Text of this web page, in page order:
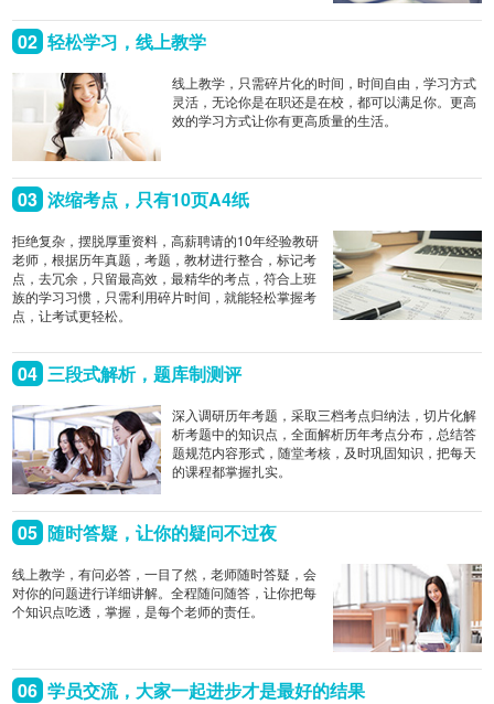
02 轻松学习，线上教学
线上教学，只需碎片化的时间，时间自由，学习方式
灵活，无论你是在职还是在校，都可以满足你。更高
效的学习方式让你有更高质量的生活。
03 浓缩考点，只有10页A4纸
拒绝复杂，摆脱厚重资料，高薪聘请的10年经验教研
老师，根据历年真题，考题，教材进行整合，标记考
点，去冗余，只留最高效，最精华的考点，符合上班
族的学习习惯，只需利用碎片时间，就能轻松掌握考
点，让考试更轻松。
04 三段式解析，题库制测评
深入调研历年考题，采取三档考点归纳法，切片化解
析考题中的知识点，全面解析历年考点分布，总结答
题规范内容形式，随堂考核，及时巩固知识，把每天
的课程都掌握扎实。
05 随时答疑，让你的疑问不过夜
线上教学，有问必答，一目了然，老师随时答疑，会
对你的问题进行详细讲解。全程随问随答，让你把每
个知识点吃透，掌握，是每个老师的责任。
06 学员交流，大家一起进步才是最好的结果